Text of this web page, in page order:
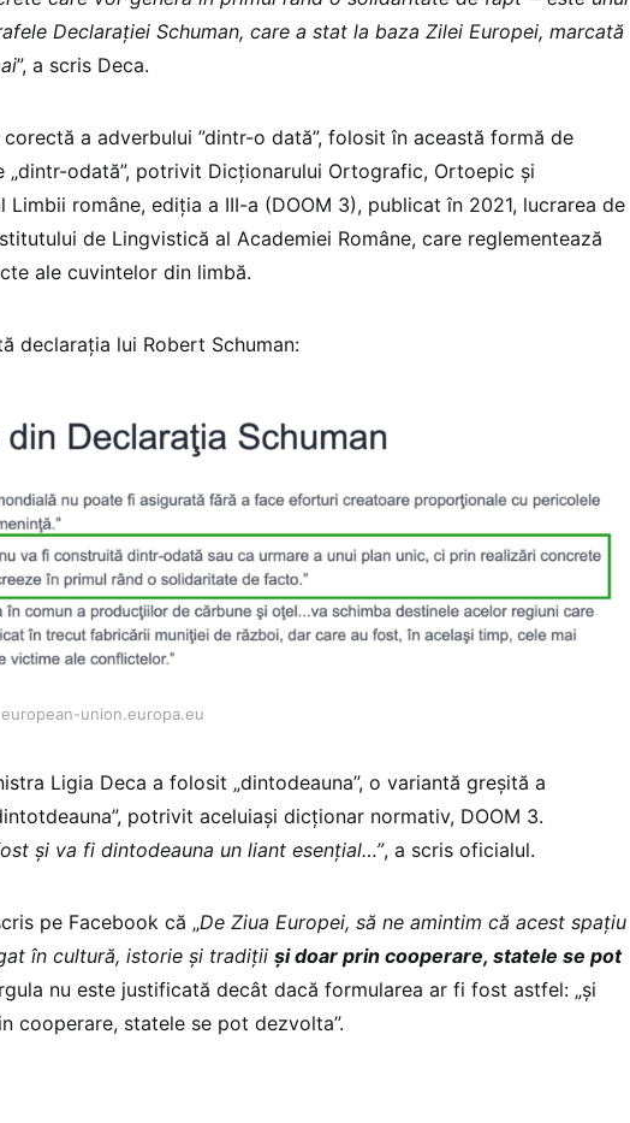
Declarației Schuman, care a stat la baza Zilei Europei, marcată
”, a scris Deca.
a adverbului ”dintr-o dată”, folosit în această formă de
„dintr-odată”, potrivit Dicționarului Ortografic, Ortoepic și
Limbii române, ediția a III-a (DOOM 3), publicat în 2021, lucrarea de
de Lingvistică al Academiei Române, care reglementează
ale cuvintelor din limbă.
declarația lui Robert Schuman:
union.europa.eu
Ligia Deca a folosit „dintodeauna”, o variantă greșită a
potrivit aceluiași dicționar normativ, DOOM 3.
și va fi dintodeauna un liant esențial…”, a scris oficialul.
pe Facebook că „De Ziua Europei, să ne amintim că acest spațiu
în cultură, istorie și tradiții și doar prin cooperare, statele se pot
nu este justificată decât dacă formularea ar fi fost astfel: „și
cooperare, statele se pot dezvolta”.